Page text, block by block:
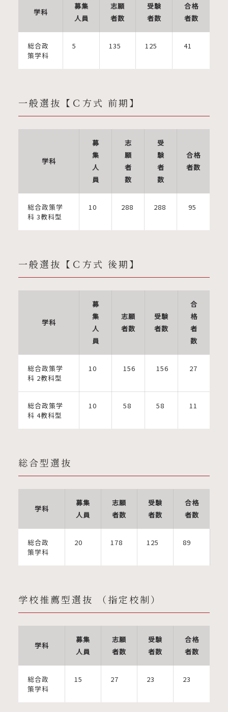
学科
募集
人員
志願
者数
受験
者数
合格
者数
総合政
策学科
5 135 125 41
一般選抜【Ｃ方式 前期】
学科
募
集
人
員
志
願
者
数
受
験
者
数
合格
者数
総合政策学
科 3教科型
10 288 288 95
一般選抜【Ｃ方式 後期】
学科
募
集
人
員
志願
者数
受験
者数
合
格
者
数
総合政策学
科 2教科型
10 156 156 27
総合政策学
科 4教科型
10 58 58 11
総合型選抜
学科
募集
人員
志願
者数
受験
者数
合格
者数
総合政
策学科
20 178 125 89
学校推薦型選抜 （指定校制）
学科
募集
人員
志願
者数
受験
者数
合格
者数
総合政
策学科
15 27 23 23